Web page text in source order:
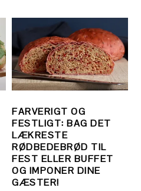
FARVERIGT OG
FESTLIGT: BAG DET
LÆKRESTE
RØDBEDEBRØD TIL
FEST ELLER BUFFET
OG IMPONER DINE
GÆSTER!